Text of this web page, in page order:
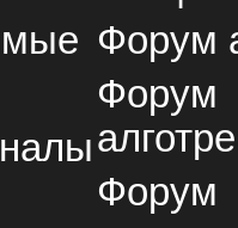
Форум
Форум
Форум